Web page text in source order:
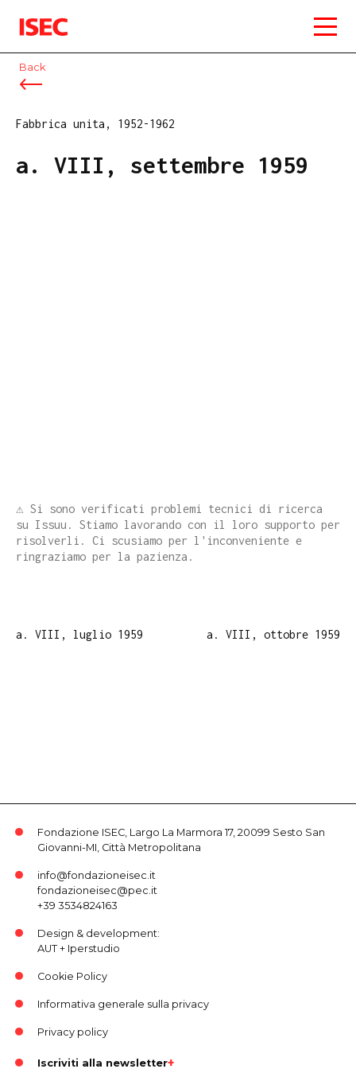
ISEC
Back
Fabbrica unita, 1952-1962
a. VIII, settembre 1959
⚠️ Si sono verificati problemi tecnici di ricerca
su Issuu. Stiamo lavorando con il loro supporto per
risolverli. Ci scusiamo per l'inconveniente e
ringraziamo per la pazienza.
a. VIII, luglio 1959 a. VIII, ottobre 1959
Fondazione ISEC, Largo La Marmora 17, 20099 Sesto San
Giovanni-MI, Città Metropolitana
info@fondazioneisec.it
fondazioneisec@pec.it
+39 3534824163
Design & development:
AUT+ Iperstudio
Cookie Policy
Informativa generale sulla privacy
Privacy policy
Iscriviti alla newsletter